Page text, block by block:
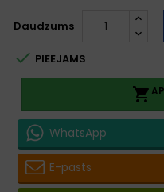
Daudzums
 PIEEJAMS

WhatsApp
E-pasts